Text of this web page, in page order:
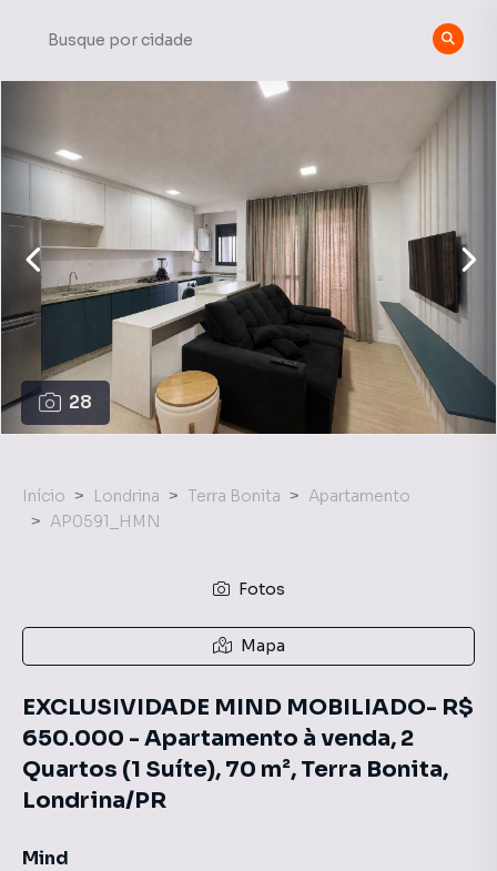
28
Início Londrina Terra Bonita
Apartamento
AP0591_HMN
Fotos
Mapa
EXCLUSIVIDADE MIND MOBILIADO- R$
650.000 - Apartamento à venda, 2
Quartos (1 Suíte), 70 m², Terra Bonita,
Londrina/PR
Mind